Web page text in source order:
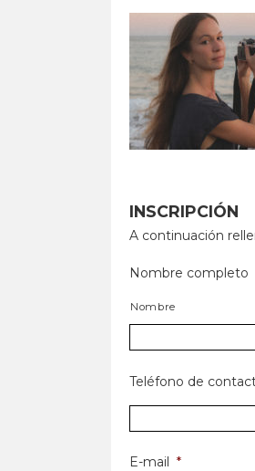
INSCRIPCIÓN
A continuación
Nombre completo
Nombre
Teléfono de
E-mail *